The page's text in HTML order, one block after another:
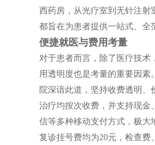
西药房，从光疗室到无针注射
都旨在为患者提供一站式、全
便捷就医与费用考量
对于患者而言，除了医疗技术
用透明度也是考量的重要因素
院深谙此道，坚持收费透明、
治疗均按次收费，并支持现金
信等多种移动支付方式，极大
复诊挂号费均为20元，检查费